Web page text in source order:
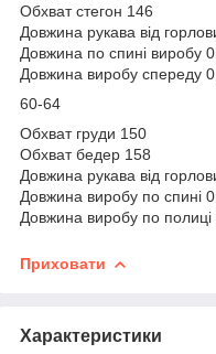
Обхват стегон 146
Довжина рукава від
Довжина по спині виробу
Довжина виробу спереду
60-64
Обхват груди 150
Обхват бедер 158
Довжина рукава від
Довжина виробу по спині
Довжина виробу по
Приховати
Характеристики